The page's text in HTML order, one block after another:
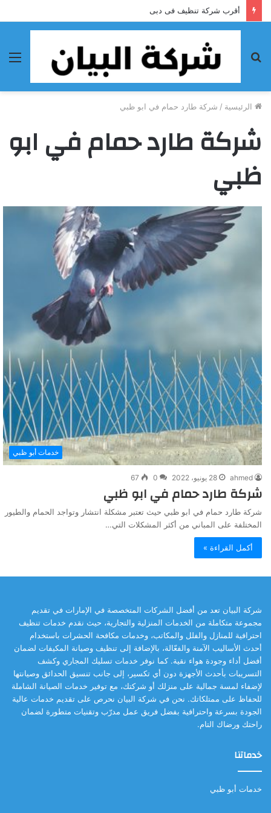
أقرب شركة تنظيف فى دبى
الرئيسية / شركة طارد حمام في ابو ظبي
شركة طارد حمام في ابو
ظبي
خدمات أبو ظبي
ahmed 28 يونيو، 2022 0
67
شركة طارد حمام في ابو ظبي
شركة طارد حمام في ابو ظبي حيث تعتبر مشكلة انتشار وتواجد الحمام والطيور
المختلفة على المباني من أكثر المشكلات التي…
أكمل القراءة »
شركة البيان تعد من أفضل الشركات المتخصصة في الإمارات في تقديم
مجموعة متكاملة من الخدمات المنزلية والتجارية، حيث نقدم خدمات تنظيف
احترافية للمنازل والفلل والمكاتب، وخدمات مكافحة الحشرات باستخدام
أحدث الأساليب الآمنة والفعّالة، بالإضافة إلى تنظيف وصيانة المكيفات لضمان
أفضل أداء وجودة هواء نقية. كما نوفر خدمات تسليك المجاري وكشف
التسريبات بأحدث الأجهزة دون أي تكسير، إلى جانب تنسيق الحدائق وصيانتها
لإضفاء لمسة جمالية على منزلك أو شركتك، مع توفير خدمات الصيانة الشاملة
للحفاظ على ممتلكاتك. نحن في شركة البيان نحرص على تقديم خدمات عالية
الجودة بسرعة واحترافية بفضل فريق عمل مدرّب وتقنيات متطورة لضمان
راحتك ورضاك التام.
خدماتنا
خدمات أبو ظبي